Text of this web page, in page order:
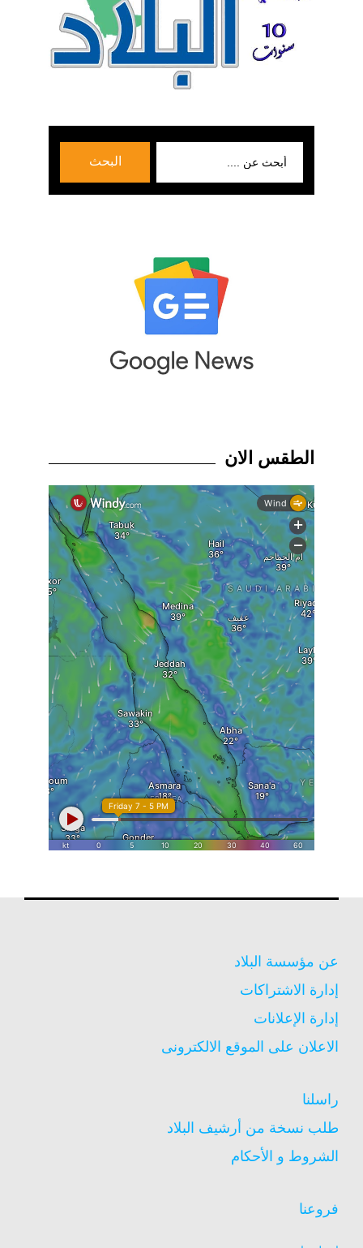
البحث
الطقس الان
عن مؤسسة البلاد
إدارة الاشتراكات
إدارة الإعلانات
الاعلان على الموقع الالكترونى
راسلنا
طلب نسخة من أرشيف البلاد
الشروط و الأحكام
فروعنا